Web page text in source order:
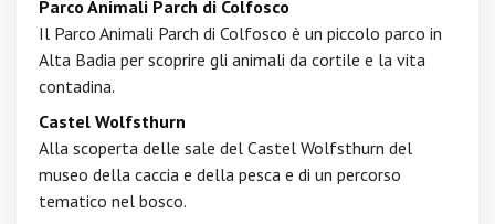
Parco Animali Parch di Colfosco
Il Parco Animali Parch di Colfosco è un piccolo parco in
Alta Badia per scoprire gli animali da cortile e la vita
contadina.
Castel Wolfsthurn
Alla scoperta delle sale del Castel Wolfsthurn del
museo della caccia e della pesca e di un percorso
tematico nel bosco.